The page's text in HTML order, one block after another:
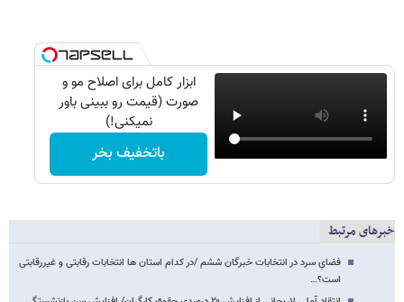
ابزار کامل برای اصلاح مو و
صورت (قیمت رو ببینی باور
نمیکنی!)
باتخفیف بخر
خبرهای مرتبط
فضایِ سرد در انتخابات خبرگان ششم /در کدام استان ها انتخابات رقابتی و غیررقابتی
است؟…